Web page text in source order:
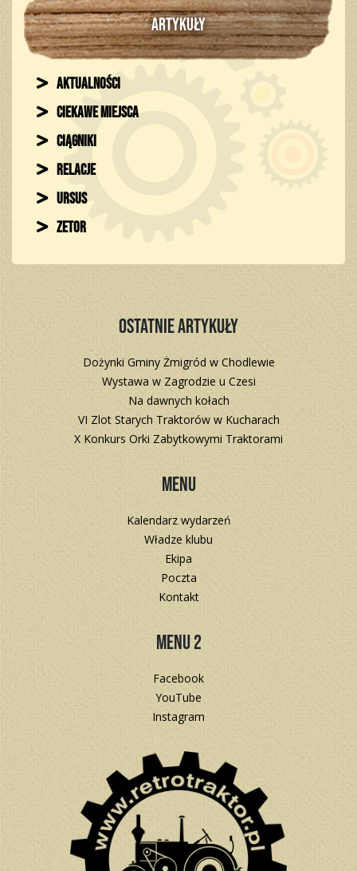
ARTYKUŁY
Aktualności
Ciekawe miejsca
Ciągniki
Relacje
Ursus
Zetor
Ostatnie artykuły
Dożynki Gminy Żmigród w Chodlewie
Wystawa w Zagrodzie u Czesi
Na dawnych kołach
VI Zlot Starych Traktorów w Kucharach
X Konkurs Orki Zabytkowymi Traktorami
Menu
Kalendarz wydarzeń
Władze klubu
Ekipa
Poczta
Kontakt
Menu 2
Facebook
YouTube
Instagram